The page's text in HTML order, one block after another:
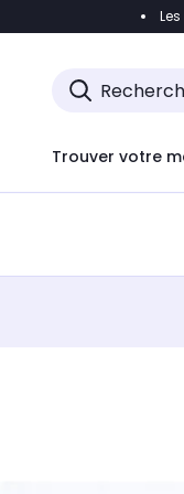
Accéder
Trouver votre